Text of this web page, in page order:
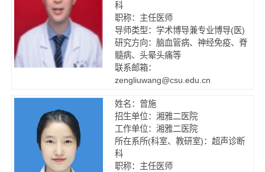
科
职称：主任医师
导师类型：学术博导兼专业博导(医)
研究方向：脑血管病、神经免疫、脊
髓病、头晕头痛等
联系邮箱：
zengliuwang@csu.edu.cn
姓名：曾施
招生单位：湘雅二医院
工作单位：湘雅二医院
所在系所(科室、教研室)：超声诊断
科
职称：主任医师